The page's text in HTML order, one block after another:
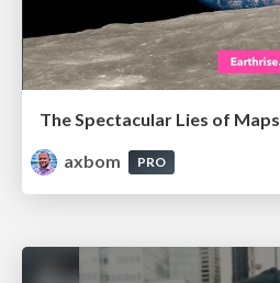
The Spectacular Lies of Maps
axbom
PRO